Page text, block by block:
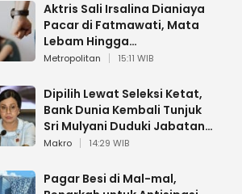
Aktris Sali Irsalina Dianiaya
Pacar di Fatmawati, Mata
Lebam Hingga
Diselamatkan Polantas
Metropolitan 15:11 WIB
Dipilih Lewat Seleksi Ketat,
Bank Dunia Kembali Tunjuk
Sri Mulyani Duduki Jabatan
Strategis
Makro 14:29 WIB
Pagar Besi di Mal-mal,